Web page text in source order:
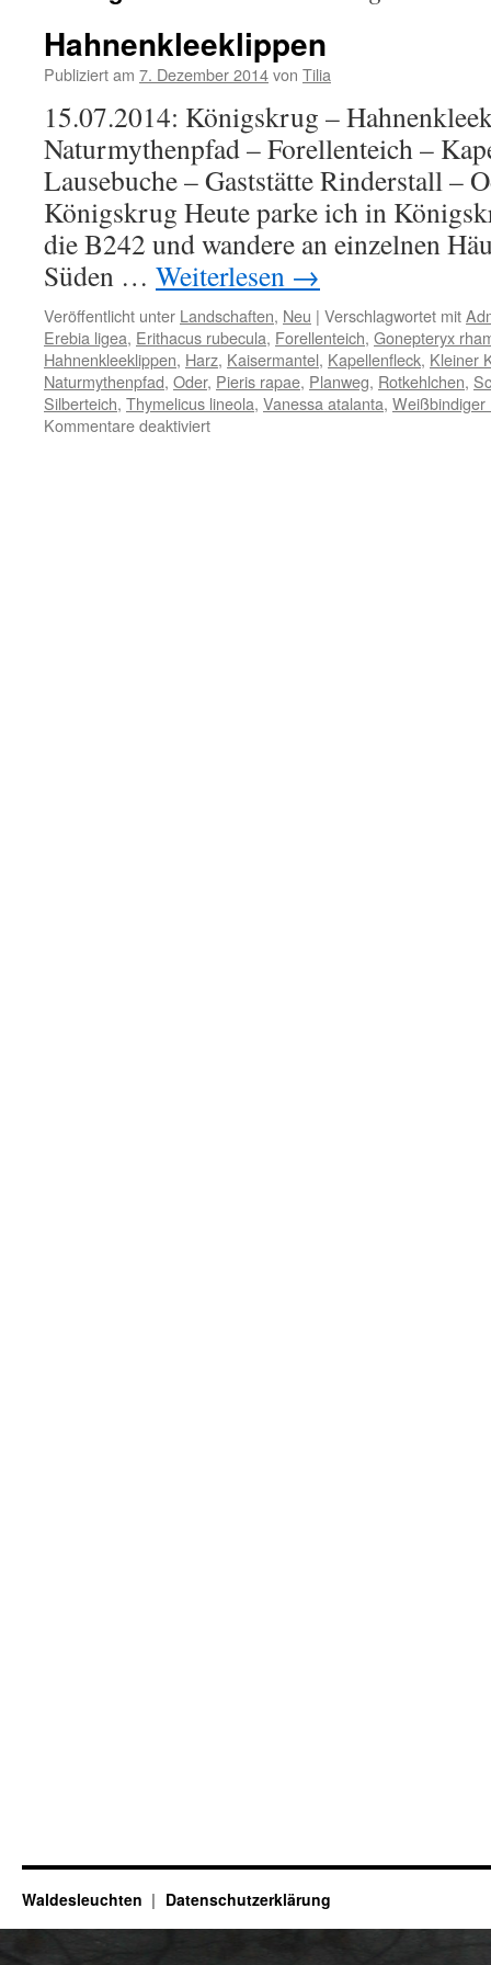
Hahnenkleeklippen
Publiziert am 7. Dezember 2014von Tilia
15.07.2014: Königskrug –
Naturmythenpfad – Forellenteich –
Lausebuche – Gaststätte Rinderstall –
Königskrug Heute parke ich in
die B242 und wandere an einzelnen
Süden … Weiterlesen →
Veröffentlicht unter Landschaften, Neu | Verschlagwortet mit
Erebia ligea, Erithacus rubecula, Forellenteich, Gonepteryx
Hahnenkleeklippen, Harz, Kaisermantel, Kapellenfleck, Kleiner
Naturmythenpfad, Oder, Pieris rapae, Planweg, Rotkehlchen,
Silberteich, Thymelicus lineola, Vanessa atalanta, Weißbindiger
Kommentare deaktiviertfür
Waldesleuchten Datenschutzerklärung